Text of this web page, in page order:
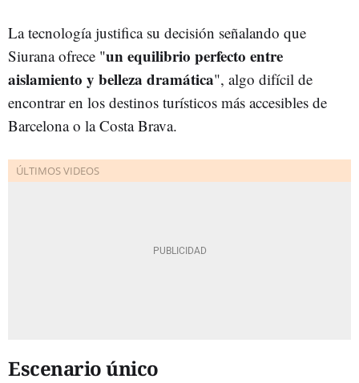
La tecnología justifica su decisión señalando que
Siurana ofrece "un equilibrio perfecto entre
aislamiento y belleza dramática", algo difícil de
encontrar en los destinos turísticos más accesibles de
Barcelona o la Costa Brava.
Escenario único